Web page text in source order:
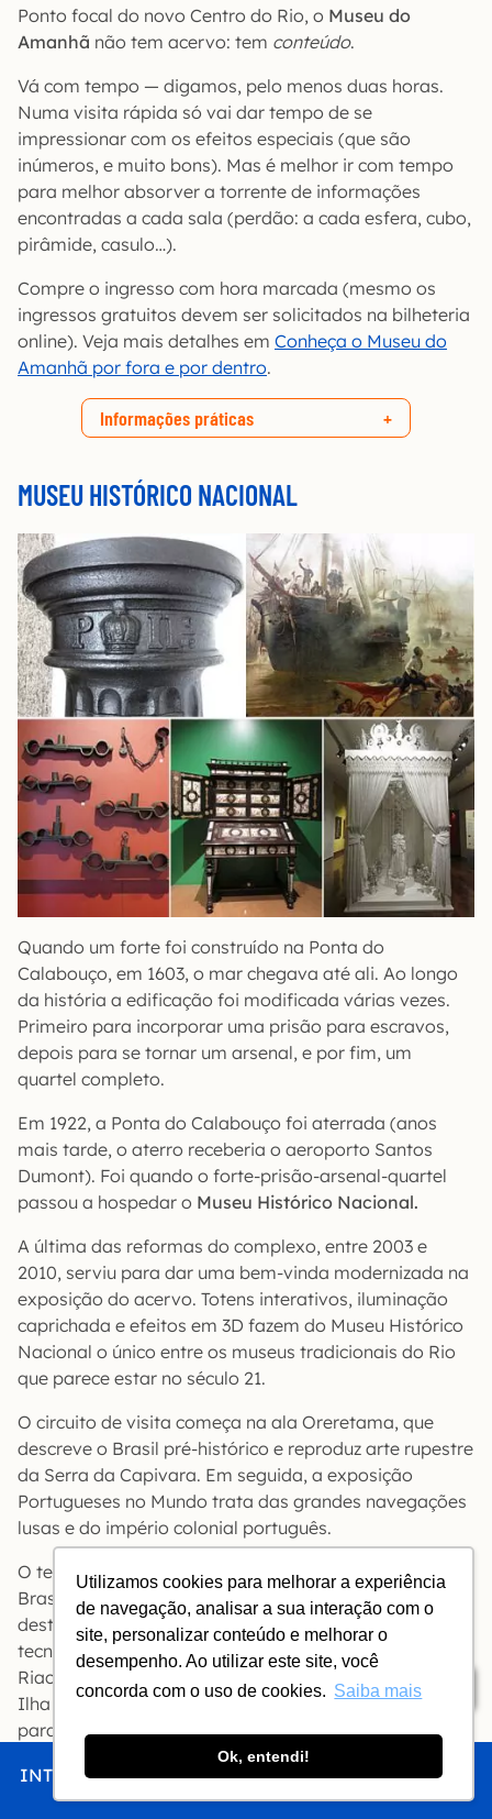
Utilizamos cookies para melhorar a experiência
de navegação, analisar a sua interação com o
site, personalizar conteúdo e melhorar o
desempenho. Ao utilizar este site, você
concorda com o uso de cookies. Saiba mais
Ok, entendi!
INTRO CHEGAR FICAR COMER FAZER
Índice
Ponto focal do novo Centro do Rio, o Museu do
Amanhã não tem acervo: tem conteúdo.
Vá com tempo — digamos, pelo menos duas horas.
Numa visita rápida só vai dar tempo de se
impressionar com os efeitos especiais (que são
inúmeros, e muito bons). Mas é melhor ir com tempo
para melhor absorver a torrente de informações
encontradas a cada sala (perdão: a cada esfera, cubo,
pirâmide, casulo…).
Compre o ingresso com hora marcada (mesmo os
ingressos gratuitos devem ser solicitados na bilheteria
online). Veja mais detalhes em Conheça o Museu do
Amanhã por fora e por dentro.
Informações práticas
MUSEU HISTÓRICO NACIONAL
Quando um forte foi construído na Ponta do
Calabouço, em 1603, o mar chegava até ali. Ao longo
da história a edificação foi modificada várias vezes.
Primeiro para incorporar uma prisão para escravos,
depois para se tornar um arsenal, e por fim, um
quartel completo.
Em 1922, a Ponta do Calabouço foi aterrada (anos
mais tarde, o aterro receberia o aeroporto Santos
Dumont). Foi quando o forte-prisão-arsenal-quartel
passou a hospedar o Museu Histórico Nacional.
A última das reformas do complexo, entre 2003 e
2010, serviu para dar uma bem-vinda modernizada na
exposição do acervo. Totens interativos, iluminação
caprichada e efeitos em 3D fazem do Museu Histórico
Nacional o único entre os museus tradicionais do Rio
que parece estar no século 21.
O circuito de visita começa na ala Oreretama, que
descreve o Brasil pré-histórico e reproduz arte rupestre
da Serra da Capivara. Em seguida, a exposição
Portugueses no Mundo trata das grandes navegações
lusas e do império colonial português.
O terceiro módulo, A Construção da Nação, elabora o
Brasil pós-independência. Dom Pedro II ganha
destaque com seu pendor para as inovações
tecnológicas. Painéis gigantescos (‘Combate naval do
Riachuelo’, de Victor Meirelles, e ‘O Último Baile da
Ilha Fiscal’, de Francisco Melo) transportam a gente
para os livros do primário, como no Museu de Belas
A sala mais bonita, porém, é a dedicada à